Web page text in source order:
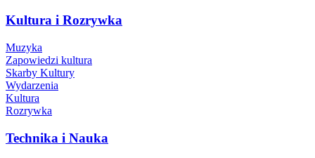
Kultura i Rozrywka
Muzyka
Zapowiedzi kultura
Skarby Kultury
Wydarzenia
Kultura
Rozrywka
Technika i Nauka